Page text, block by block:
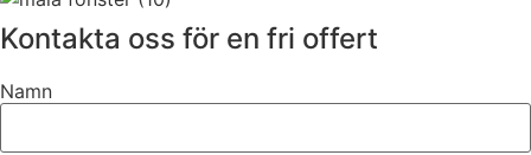
Kontakta oss för en fri offert
Namn